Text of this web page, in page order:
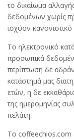
το δικαίωμα
δεδομένων χωρίς
ισχύον κανονιστικό
Το ηλεκτρονικό
προσωπικά
περίπτωση δε
κατάστημά μας
ετών, η δε
της ημερομηνίας
πελάτη.
To coffeechios.com